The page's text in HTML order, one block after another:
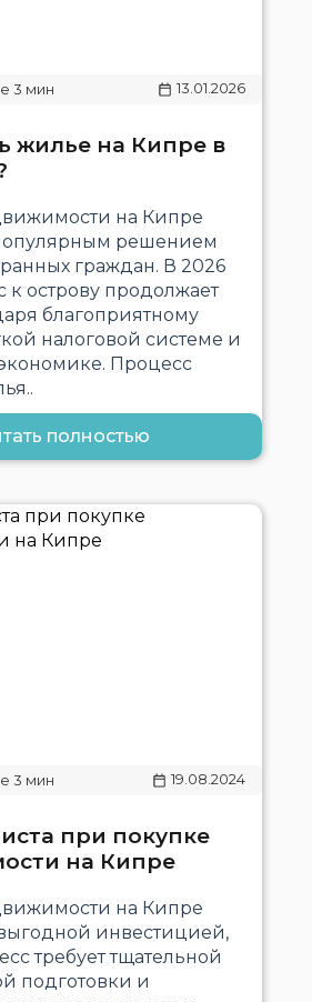
13.01.2026
жилье на Кипре в
на Кипре
решением
граждан. В 2026
к острову продолжает
благоприятному
налоговой системе и
Процесс
полностью
19.08.2024
при покупке
на Кипре
на Кипре
инвестицией,
требует тщательной
подготовки и